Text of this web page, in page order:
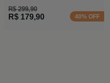
R$ 299,90
R$ 179,90 40% OFF